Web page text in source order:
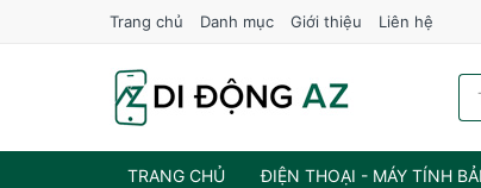
Trang chủ Danh mục Giới thiệu Liên hệ
TRANG CHỦ ĐIỆN THOẠI - MÁY TÍNH